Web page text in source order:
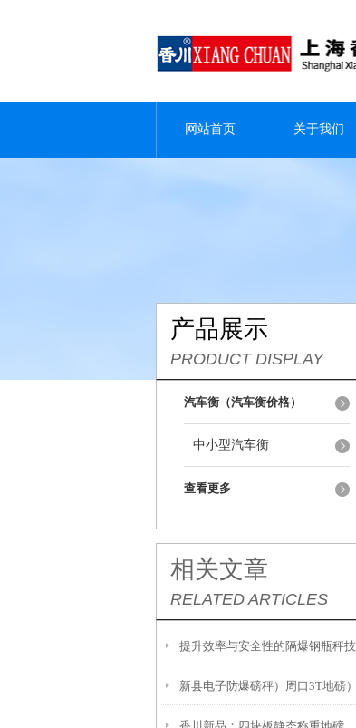
网站首页 关于我们
产品展示
PRODUCT DISPLAY
汽车衡（汽车衡价格）
中小型汽车衡
查看更多
相关文章
RELATED ARTICLES